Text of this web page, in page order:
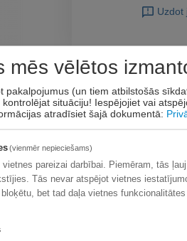
Uzdot
mēs vēlētos
pakalpojumus (un tiem atbilstošās
situāciju! Iespējojiet vai
atradīsiet šajā dokumentā:
(vienmēr nepieciešams)
pareizai darbībai. Piemēram, tās
Tās nevar atspējot vietnes
bet tad daļa vietnes